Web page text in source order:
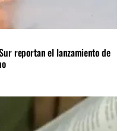
reportan el lanzamiento de